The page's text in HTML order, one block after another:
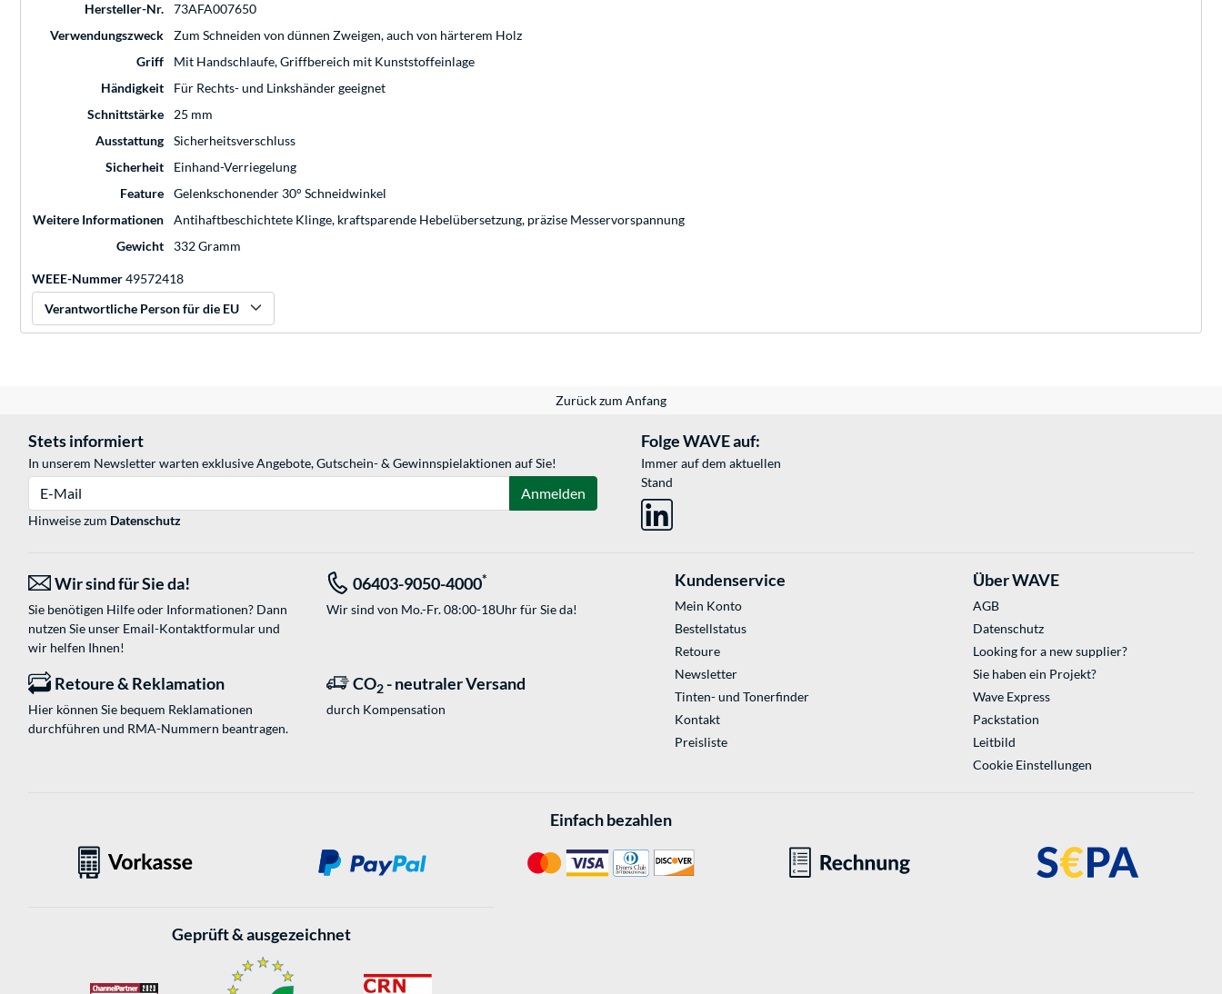
Hersteller-Nr.
73AFA007650
Verwendungszweck
Zum Schneiden von dünnen Zweigen, auch von härterem Holz
Griff
Mit Handschlaufe, Griffbereich mit Kunststoffeinlage
Händigkeit
Für Rechts- und Linkshänder geeignet
Schnittstärke
25 mm
Ausstattung
Sicherheitsverschluss
Sicherheit
Einhand-Verriegelung
Feature
Gelenkschonender 30° Schneidwinkel
Weitere Informationen
Antihaftbeschichtete Klinge, kraftsparende Hebelübersetzung, präzise Messervorspannung
Gewicht
332 Gramm
WEEE-Nummer49572418
Verantwortliche Person für die EU
Zurück zum Anfang
Stets informiert
In unserem Newsletter warten exklusive Angebote, Gutschein- & Gewinnspielaktionen auf Sie!
Anmelden
Hinweise zum Datenschutz
Folge WAVE auf:
Immer auf dem aktuellen
Stand
Wir sind für Sie da!
Sie benötigen Hilfe oder Informationen? Dann
nutzen Sie unser Email-Kontaktformularund
wir helfen Ihnen!
06403-9050-4000*
Wir sind von Mo.-Fr. 08:00-18Uhr für Sie da!
Retoure & Reklamation
Hier können Sie bequem Reklamationen
durchführen und RMA-Nummern beantragen.
CO2 - neutraler Versand
durch Kompensation
Kundenservice
Mein Konto
Bestellstatus
Retoure
Newsletter
Tinten- und Tonerfinder
Kontakt
Preisliste
Über WAVE
AGB
Datenschutz
Looking for a new supplier?
Sie haben ein Projekt?
Wave Express
Packstation
Leitbild
Cookie Einstellungen
Einfach bezahlen
Geprüft & ausgezeichnet